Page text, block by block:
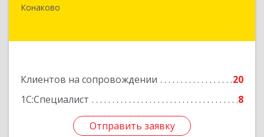
Конаково
Клиентов на сопровождении
20
1С:Специалист
8
Отправить заявку
Конаково г, Учебная ул, дом № 17, оф.35
Подробнее
Отправить заявку